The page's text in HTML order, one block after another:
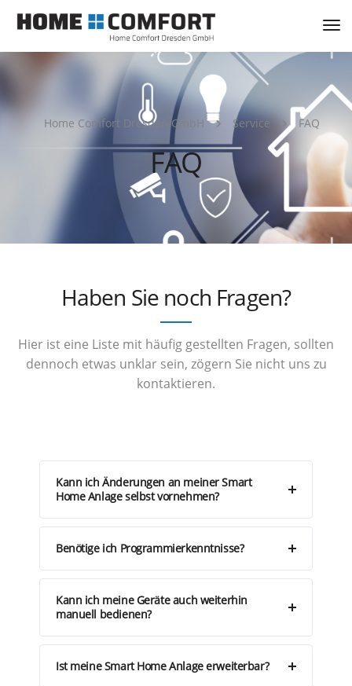
Home Comfort Dresden GmbH Service FAQ
FAQ
Haben Sie noch Fragen?
Hier ist eine Liste mit häufig gestellten Fragen, sollten
dennoch etwas unklar sein, zögern Sie nicht uns zu
kontaktieren.
Kann ich Änderungen an meiner Smart
Home Anlage selbst vornehmen?
Benötige ich Programmierkenntnisse?
Kann ich meine Geräte auch weiterhin
manuell bedienen?
Ist meine Smart Home Anlage erweiterbar?